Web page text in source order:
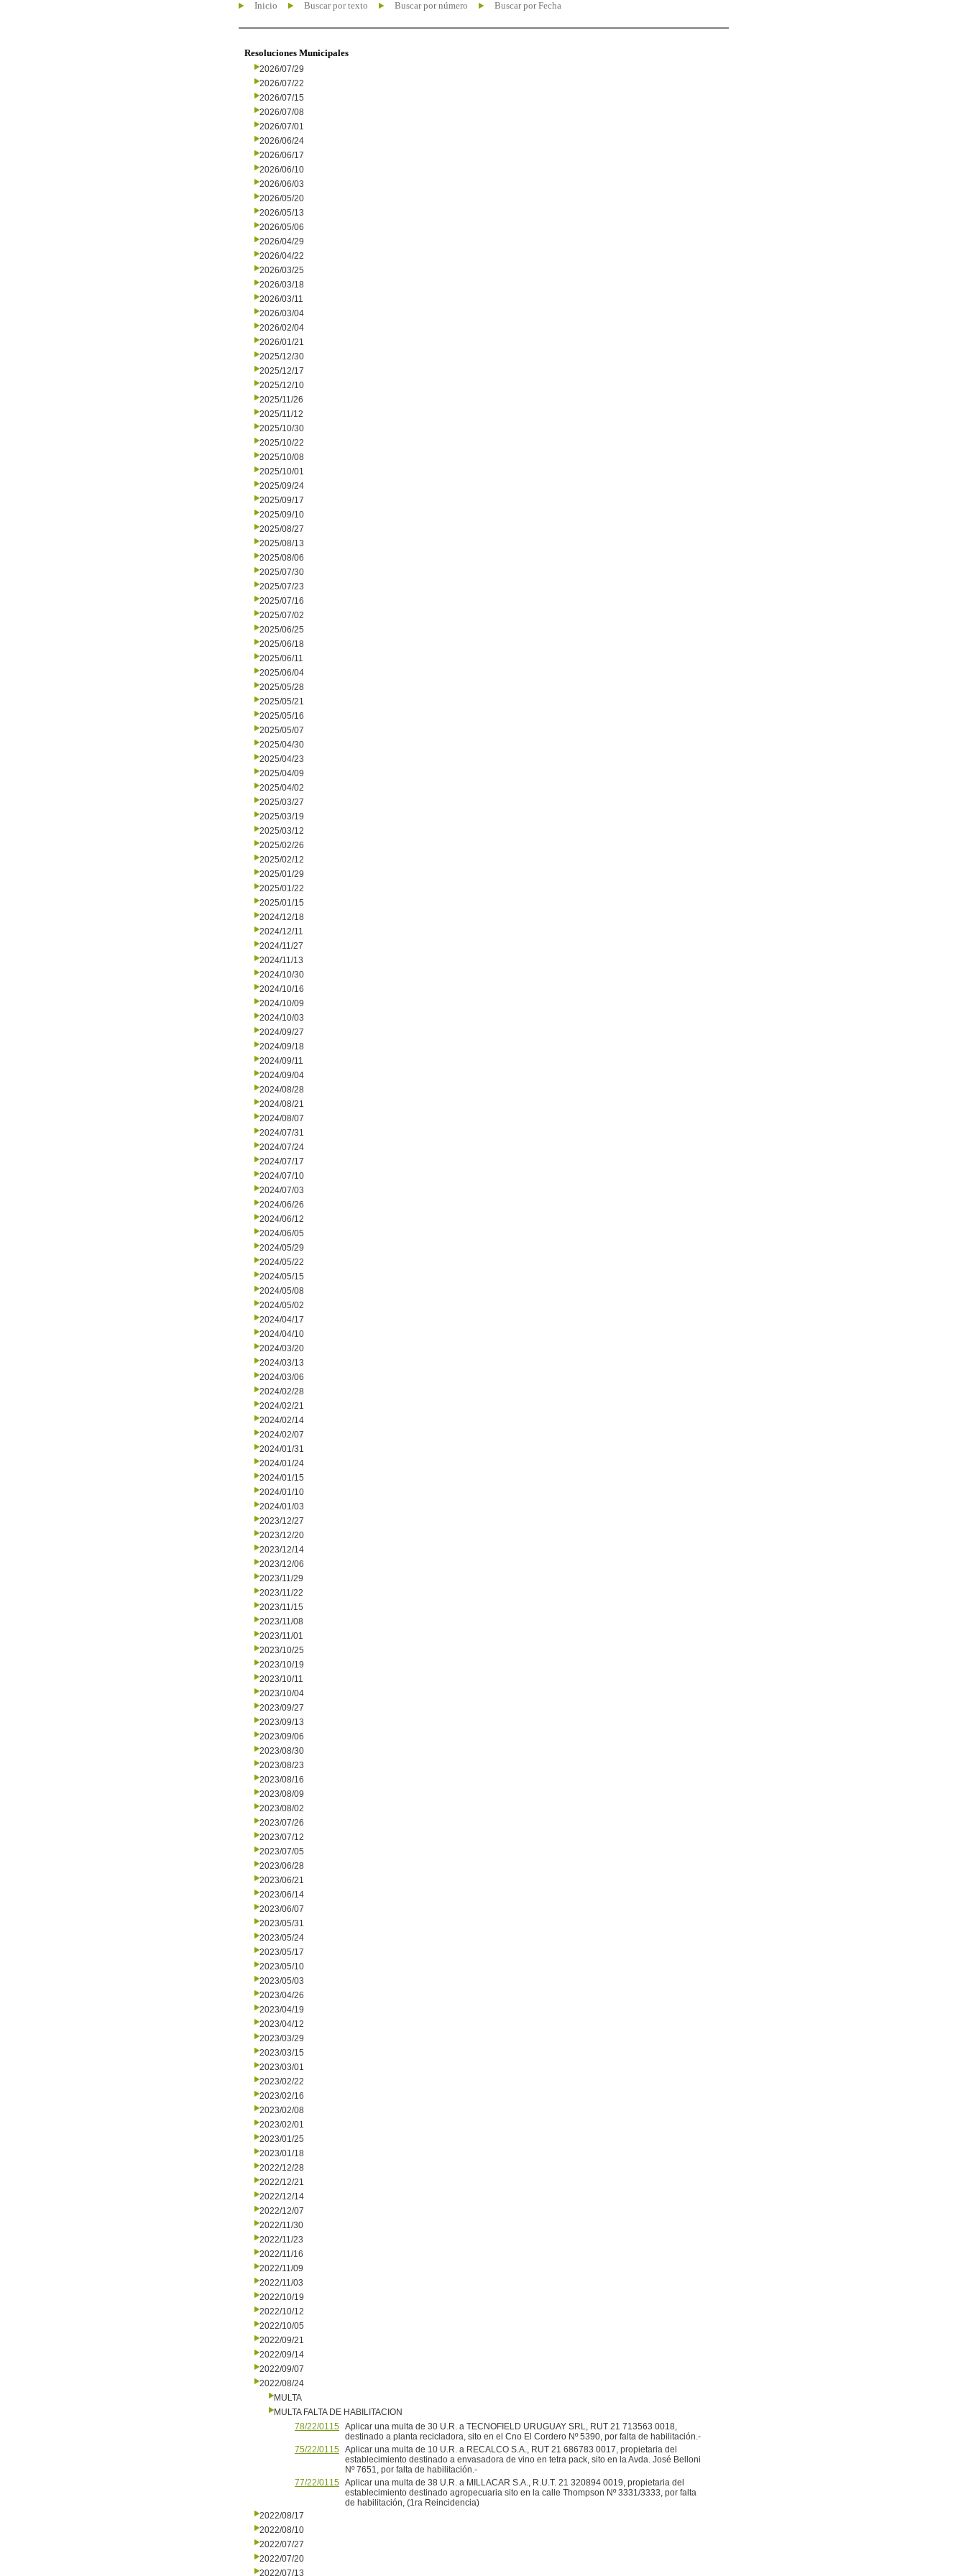
Inicio Buscar por texto Buscar por número Buscar por Fecha
Resoluciones Municipales
2026/07/29
2026/07/22
2026/07/15
2026/07/08
2026/07/01
2026/06/24
2026/06/17
2026/06/10
2026/06/03
2026/05/20
2026/05/13
2026/05/06
2026/04/29
2026/04/22
2026/03/25
2026/03/18
2026/03/11
2026/03/04
2026/02/04
2026/01/21
2025/12/30
2025/12/17
2025/12/10
2025/11/26
2025/11/12
2025/10/30
2025/10/22
2025/10/08
2025/10/01
2025/09/24
2025/09/17
2025/09/10
2025/08/27
2025/08/13
2025/08/06
2025/07/30
2025/07/23
2025/07/16
2025/07/02
2025/06/25
2025/06/18
2025/06/11
2025/06/04
2025/05/28
2025/05/21
2025/05/16
2025/05/07
2025/04/30
2025/04/23
2025/04/09
2025/04/02
2025/03/27
2025/03/19
2025/03/12
2025/02/26
2025/02/12
2025/01/29
2025/01/22
2025/01/15
2024/12/18
2024/12/11
2024/11/27
2024/11/13
2024/10/30
2024/10/16
2024/10/09
2024/10/03
2024/09/27
2024/09/18
2024/09/11
2024/09/04
2024/08/28
2024/08/21
2024/08/07
2024/07/31
2024/07/24
2024/07/17
2024/07/10
2024/07/03
2024/06/26
2024/06/12
2024/06/05
2024/05/29
2024/05/22
2024/05/15
2024/05/08
2024/05/02
2024/04/17
2024/04/10
2024/03/20
2024/03/13
2024/03/06
2024/02/28
2024/02/21
2024/02/14
2024/02/07
2024/01/31
2024/01/24
2024/01/15
2024/01/10
2024/01/03
2023/12/27
2023/12/20
2023/12/14
2023/12/06
2023/11/29
2023/11/22
2023/11/15
2023/11/08
2023/11/01
2023/10/25
2023/10/19
2023/10/11
2023/10/04
2023/09/27
2023/09/13
2023/09/06
2023/08/30
2023/08/23
2023/08/16
2023/08/09
2023/08/02
2023/07/26
2023/07/12
2023/07/05
2023/06/28
2023/06/21
2023/06/14
2023/06/07
2023/05/31
2023/05/24
2023/05/17
2023/05/10
2023/05/03
2023/04/26
2023/04/19
2023/04/12
2023/03/29
2023/03/15
2023/03/01
2023/02/22
2023/02/16
2023/02/08
2023/02/01
2023/01/25
2023/01/18
2022/12/28
2022/12/21
2022/12/14
2022/12/07
2022/11/30
2022/11/23
2022/11/16
2022/11/09
2022/11/03
2022/10/19
2022/10/12
2022/10/05
2022/09/21
2022/09/14
2022/09/07
2022/08/24
MULTA
MULTA FALTA DE HABILITACION
78/22/0115 Aplicar una multa de 30 U.R. a TECNOFIELD URUGUAY SRL, RUT 21 713563 0018,
destinado a planta recicladora, sito en el Cno El Cordero Nº 5390, por falta de habilitación.-
75/22/0115 Aplicar una multa de 10 U.R. a RECALCO S.A., RUT 21 686783 0017, propietaria del
establecimiento destinado a envasadora de vino en tetra pack, sito en la Avda. José Belloni
Nº 7651, por falta de habilitación.-
77/22/0115 Aplicar una multa de 38 U.R. a MILLACAR S.A., R.U.T. 21 320894 0019, propietaria del
establecimiento destinado agropecuaria sito en la calle Thompson Nº 3331/3333, por falta
de habilitación, (1ra Reincidencia)
2022/08/17
2022/08/10
2022/07/27
2022/07/20
2022/07/13